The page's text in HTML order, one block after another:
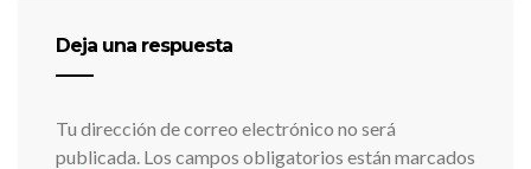
Deja una respuesta
Tu dirección de correo electrónico no será
publicada. Los campos obligatorios están marcados